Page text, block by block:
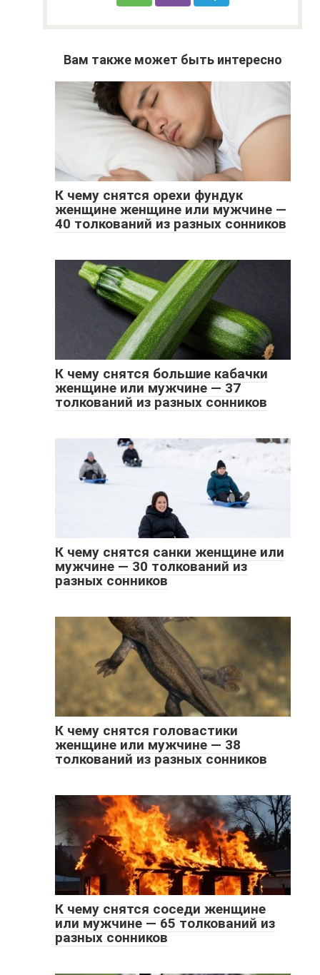
Вам также может быть интересно
К чему снятся орехи фундук
женщине женщине или мужчине —
40 толкований из разных сонников
К чему снятся большие кабачки
женщине или мужчине — 37
толкований из разных сонников
К чему снятся санки женщине или
мужчине — 30 толкований из
разных сонников
К чему снятся головастики
женщине или мужчине — 38
толкований из разных сонников
К чему снятся соседи женщине
или мужчине — 65 толкований из
разных сонников